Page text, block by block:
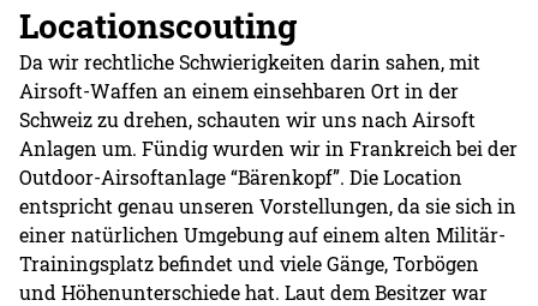
Locationscouting
Da wir rechtliche Schwierigkeiten darin sahen, mit
Airsoft-Waffen an einem einsehbaren Ort in der
Schweiz zu drehen, schauten wir uns nach Airsoft
Anlagen um. Fündig wurden wir in Frankreich bei der
Outdoor-Airsoftanlage “Bärenkopf”. Die Location
entspricht genau unseren Vorstellungen, da sie sich in
einer natürlichen Umgebung auf einem alten Militär-
Trainingsplatz befindet und viele Gänge, Torbögen
und Höhenunterschiede hat. Laut dem Besitzer war